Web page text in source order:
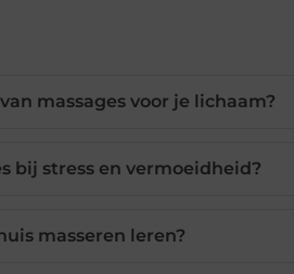
massages voor je lichaam?
bij stress en vermoeidheid?
masseren leren?